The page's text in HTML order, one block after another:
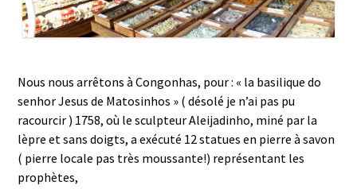
Nous nous arrêtons à Congonhas, pour : « la basilique do
senhor Jesus de Matosinhos » ( désolé je n’ai pas pu
racourcir ) 1758, où le sculpteur Aleijadinho, miné par la
lèpre et sans doigts, a exécuté 12 statues en pierre à savon
( pierre locale pas très moussante!) représentant les
prophètes,